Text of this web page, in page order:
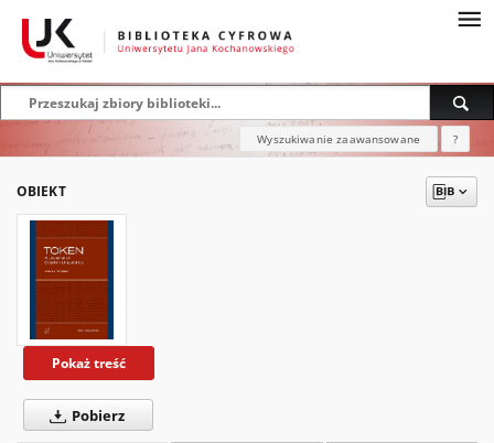
Wyszukiwanie zaawansowane ?
OBIEKT
Pokaż treść
Pobierz